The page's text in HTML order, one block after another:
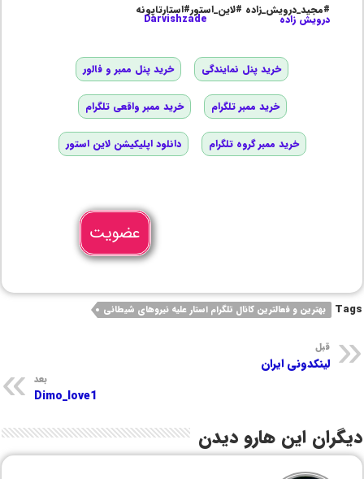
#مجید_درویش_زاده #لاین_استور#استارتاپونه
درویش زاده Darvishzade
خرید پنل نمایندگی خرید پنل ممبر و فالور
خرید ممبر تلگرام خرید ممبر واقعی تلگرام
خرید ممبر گروه تلگرام دانلود اپلیکیشن لاین استور
عضویت
Tags بهترین و فعالترین کانال تلگرام استار علیه نیروهای شیطانی
قبل
لینکدونی ایران
بعد
Dimo_love1
دیگران این هارو دیدن